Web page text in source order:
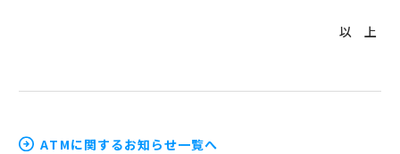
以 上
ATMに関するお知らせ一覧へ